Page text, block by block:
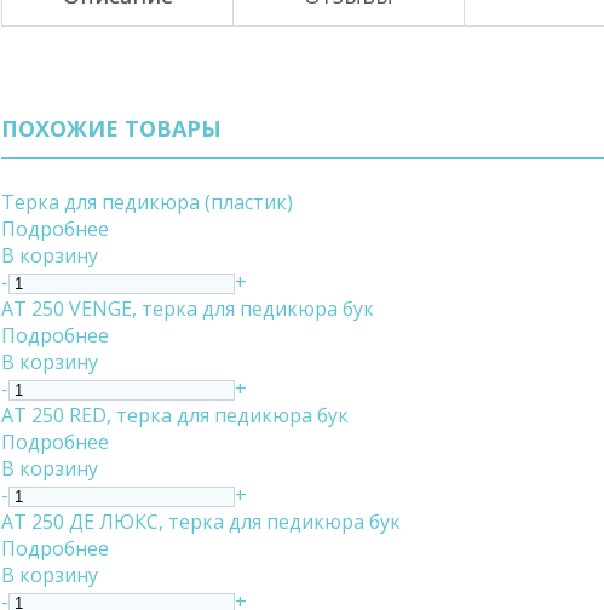
ПОХОЖИЕ ТОВАРЫ
Терка для педикюра (пластик)
Подробнее
В корзину
-
+
АТ 250 VENGE, терка для педикюра бук
Подробнее
В корзину
-
+
АТ 250 RED, терка для педикюра бук
Подробнее
В корзину
-
+
АТ 250 ДЕ ЛЮКС, терка для педикюра бук
Подробнее
В корзину
-
+